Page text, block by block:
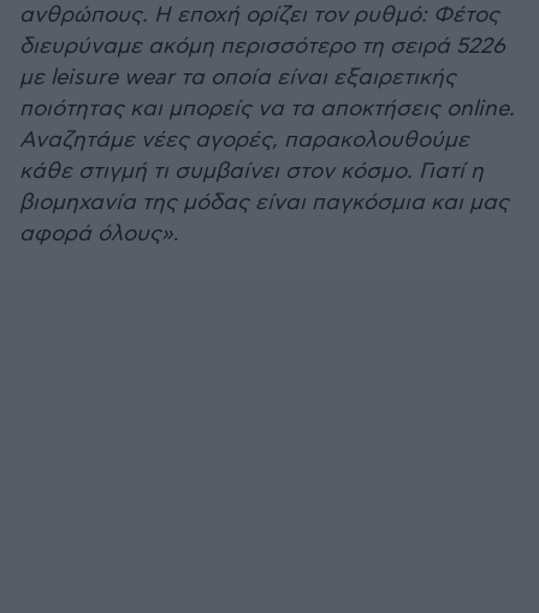
ανθρώπους. Η εποχή ορίζει τον ρυθμό: Φέτος
διευρύναμε ακόμη περισσότερο τη σειρά 5226
με leisure wear τα οποία είναι εξαιρετικής
ποιότητας και μπορείς να τα αποκτήσεις online.
Αναζητάμε νέες αγορές, παρακολουθούμε
κάθε στιγμή τι συμβαίνει στον κόσμο. Γιατί η
βιομηχανία της μόδας είναι παγκόσμια και μας
αφορά όλους».